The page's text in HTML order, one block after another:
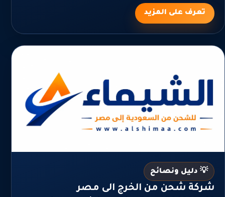
تعرف على المزيد
💡 دليل ونصائح
شركة شحن من الخرج الى مصر